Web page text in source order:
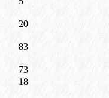
20
83
73
18